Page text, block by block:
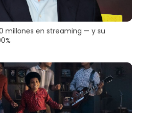
millones en streaming — y su